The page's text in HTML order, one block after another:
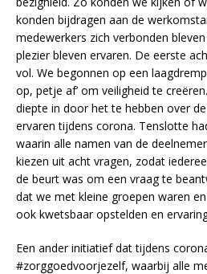
konden bijdragen aan de
medewerkers zich verbonden
plezier bleven ervaren. De eerste
vol. We begonnen op een
op, petje af’ om veiligheid te
diepte in door het te hebben over
ervaren tijdens corona. Tenslotte
waarin alle namen van de
kiezen uit acht vragen, zodat
de beurt was om een vraag te
dat we met kleine groepen waren
ook kwetsbaar opstelden en
Een ander initiatief dat tijdens
#zorggoedvoorjezelf, waarbij alle